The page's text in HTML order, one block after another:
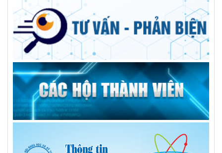
Trường Đại học Xây dựng Miền Trung: Kỷ niệm 50 năm ngày
thành lập
Giải pháp tối ưu cho bệnh nhân sỏi đường mật phức tạp
GS.TS Hà Học Trạc, người nâng tầm vị thế trí thức, thủ lĩnh
đức, tài VUSTA
Góp ý Đề án điều chỉnh quy hoạch tỉnh Đắk Lắk thời kỳ
2021-2030, tầm nhìn đến năm 2050
Người dùng băn khoăn xăng E10 tách lớp, chuyên gia hóa
học nói gì?